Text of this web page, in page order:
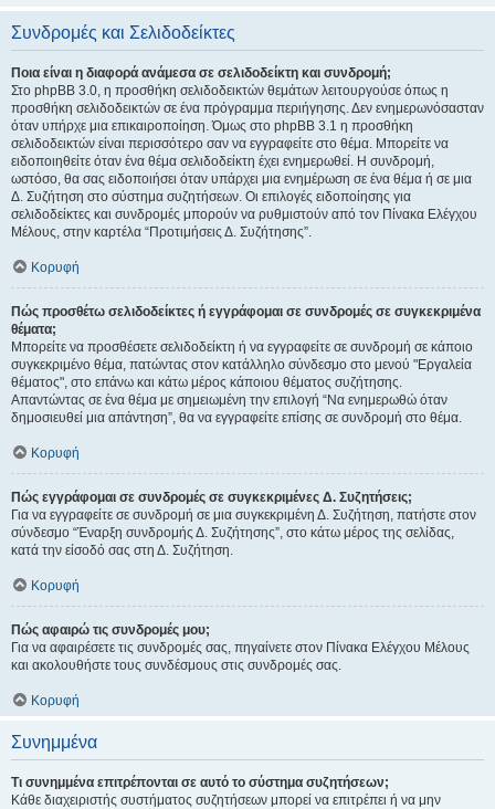
Συνδρομές και Σελιδοδείκτες
Ποια είναι η διαφορά ανάμεσα σε σελιδοδείκτη και συνδρομή;
Στο phpBB 3.0, η προσθήκη σελιδοδεικτών θεμάτων λειτουργούσε όπως η
προσθήκη σελιδοδεικτών σε ένα πρόγραμμα περιήγησης. Δεν ενημερωνόσασταν
όταν υπήρχε μια επικαιροποίηση. Όμως στο phpBB 3.1 η προσθήκη
σελιδοδεικτών είναι περισσότερο σαν να εγγραφείτε στο θέμα. Μπορείτε να
ειδοποιηθείτε όταν ένα θέμα σελιδοδείκτη έχει ενημερωθεί. Η συνδρομή,
ωστόσο, θα σας ειδοποιήσει όταν υπάρχει μια ενημέρωση σε ένα θέμα ή σε μια
Δ. Συζήτηση στο σύστημα συζητήσεων. Οι επιλογές ειδοποίησης για
σελιδοδείκτες και συνδρομές μπορούν να ρυθμιστούν από τον Πίνακα Ελέγχου
Μέλους, στην καρτέλα “Προτιμήσεις Δ. Συζήτησης”.
Κορυφή
Πώς προσθέτω σελιδοδείκτες ή εγγράφομαι σε συνδρομές σε συγκεκριμένα
θέματα;
Μπορείτε να προσθέσετε σελιδοδείκτη ή να εγγραφείτε σε συνδρομή σε κάποιο
συγκεκριμένο θέμα, πατώντας στον κατάλληλο σύνδεσμο στο μενού "Εργαλεία
θέματος", στο επάνω και κάτω μέρος κάποιου θέματος συζήτησης.
Απαντώντας σε ένα θέμα με σημειωμένη την επιλογή “Να ενημερωθώ όταν
δημοσιευθεί μια απάντηση”, θα να εγγραφείτε επίσης σε συνδρομή στο θέμα.
Κορυφή
Πώς εγγράφομαι σε συνδρομές σε συγκεκριμένες Δ. Συζητήσεις;
Για να εγγραφείτε σε συνδρομή σε μια συγκεκριμένη Δ. Συζήτηση, πατήστε στον
σύνδεσμο “Έναρξη συνδρομής Δ. Συζήτησης”, στο κάτω μέρος της σελίδας,
κατά την είσοδό σας στη Δ. Συζήτηση.
Κορυφή
Πώς αφαιρώ τις συνδρομές μου;
Για να αφαιρέσετε τις συνδρομές σας, πηγαίνετε στον Πίνακα Ελέγχου Μέλους
και ακολουθήστε τους συνδέσμους στις συνδρομές σας.
Κορυφή
Συνημμένα
Τι συνημμένα επιτρέπονται σε αυτό το σύστημα συζητήσεων;
Κάθε διαχειριστής συστήματος συζητήσεων μπορεί να επιτρέπει ή να μην